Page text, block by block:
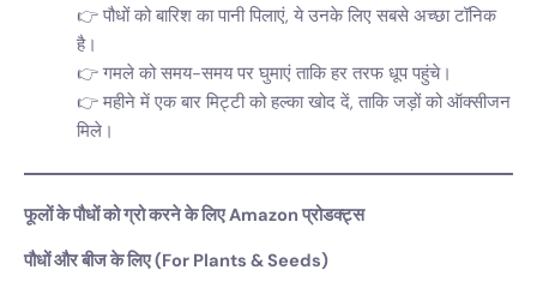
पौधों को बारिश का पानी पिलाएं, ये उनके लिए सबसे अच्छा टॉनिक
है।
गमले को समय-समय पर घुमाएं ताकि हर तरफ धूप पहुंचे।
महीने में एक बार मिट्टी को हल्का खोद दें, ताकि जड़ों को ऑक्सीजन
मिले।
फूलों के पौधों को ग्रो करने के लिए Amazon प्रोडक्ट्स
पौधों और बीज के लिए (For Plants & Seeds)